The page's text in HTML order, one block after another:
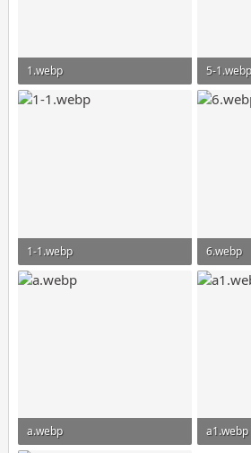
1.webp
229,6 KB · Просмотры: 114
5-
422,8
1-1.webp
471,1 KB · Просмотры: 116
6.webp
293,6
a.webp
a1.webp